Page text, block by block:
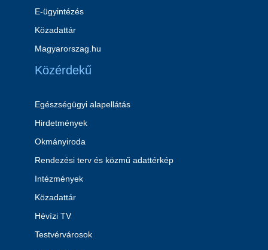
E-ügyintézés
Közadattár
Magyarorszag.hu
Közérdekű
Egészségügyi alapellátás
Hirdetmények
Okmányiroda
Rendezési terv és közmű adattérkép
Intézmények
Közadattár
Hévízi TV
Testvérvárosok